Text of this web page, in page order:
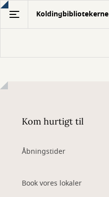
Gå
hovedindhold
Koldingbibliotekerne
Kom hurtigt til
Åbningstider
Book vores lokaler